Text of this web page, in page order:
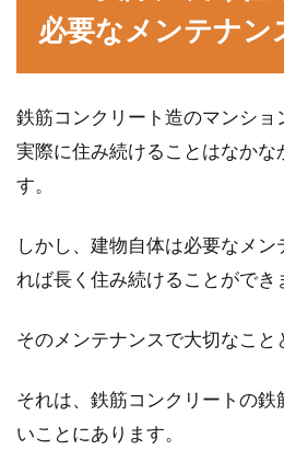
必要なメンテナン
鉄筋コンクリート造のマンシ
実際に住み続けることはなか
す。
しかし、建物自体は必要なメ
れば長く住み続けることができ
そのメンテナンスで大切なこと
それは、鉄筋コンクリートの
いことにあります。